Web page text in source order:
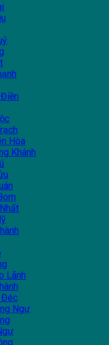
Hòa
Khánh
Lãnh
Đéc
Ngự